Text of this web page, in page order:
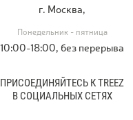
г. Москва,
Понедельник - пятница
10:00-18:00, без перерыва
ПРИСОЕДИНЯЙТЕСЬ К TREEZ
В СОЦИАЛЬНЫХ СЕТЯХ